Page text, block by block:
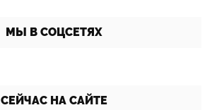
МЫ В СОЦСЕТЯХ
СЕЙЧАС НА САЙТЕ